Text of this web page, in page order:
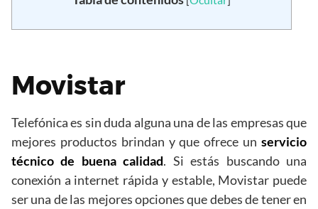
Movistar
Telefónica es sin duda alguna una de las empresas que
mejores productos brindan y que ofrece un servicio
técnico de buena calidad. Si estás buscando una
conexión a internet rápida y estable, Movistar puede
ser una de las mejores opciones que debes de tener en